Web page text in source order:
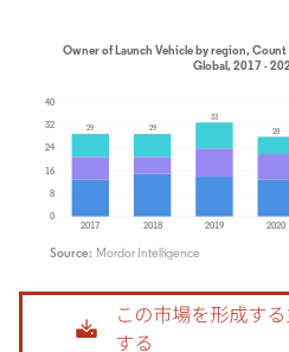
画像 © Mordor Intelligence。再利用には